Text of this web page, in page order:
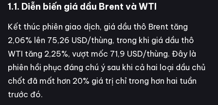
1.1. Diễn biến giá dầu Brent và WTI
Kết thúc phiên giao dịch, giá dầu thô Brent tăng
2,06% lên 75,26 USD/thùng, trong khi giá dầu thô
WTI tăng 2,25%, vượt mốc 71,9 USD/thùng. Đây là
phiên hồi phục đáng chú ý sau khi cả hai loại dầu chủ
chốt đã mất hơn 20% giá trị chỉ trong hơn hai tuần
trước đó.